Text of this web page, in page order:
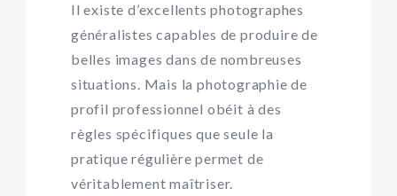
Il existe d’excellents photographes
généralistes capables de produire de
belles images dans de nombreuses
situations. Mais la photographie de
profil professionnel obéit à des
règles spécifiques que seule la
pratique régulière permet de
véritablement maîtriser.